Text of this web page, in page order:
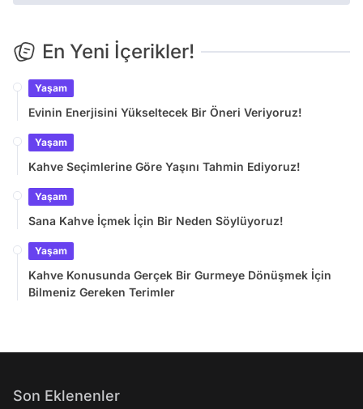
En Yeni İçerikler!
Yaşam
Evinin Enerjisini Yükseltecek Bir Öneri Veriyoruz!
Yaşam
Kahve Seçimlerine Göre Yaşını Tahmin Ediyoruz!
Yaşam
Sana Kahve İçmek İçin Bir Neden Söylüyoruz!
Yaşam
Kahve Konusunda Gerçek Bir Gurmeye Dönüşmek İçin
Bilmeniz Gereken Terimler
Son Eklenenler